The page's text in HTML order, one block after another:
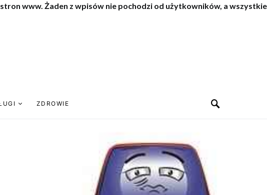
www. Żaden z wpisów nie pochodzi od użytkowników, a wszystkie
ZDROWIE